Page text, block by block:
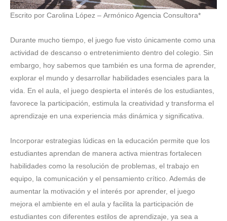
Escrito por Carolina López – Armónico Agencia Consultora*
Durante mucho tiempo, el juego fue visto únicamente como una
actividad de descanso o entretenimiento dentro del colegio. Sin
embargo, hoy sabemos que también es una forma de aprender,
explorar el mundo y desarrollar habilidades esenciales para la
vida. En el aula, el juego despierta el interés de los estudiantes,
favorece la participación, estimula la creatividad y transforma el
aprendizaje en una experiencia más dinámica y significativa.
Incorporar estrategias lúdicas en la educación permite que los
estudiantes aprendan de manera activa mientras fortalecen
habilidades como la resolución de problemas, el trabajo en
equipo, la comunicación y el pensamiento crítico. Además de
aumentar la motivación y el interés por aprender, el juego
mejora el ambiente en el aula y facilita la participación de
estudiantes con diferentes estilos de aprendizaje, ya sea a